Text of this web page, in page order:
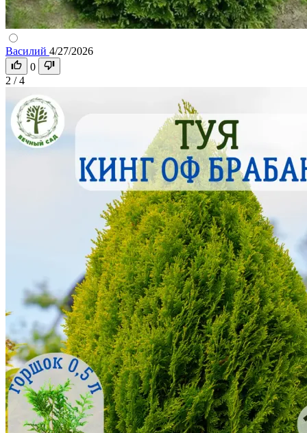
Василий 4/27/2026
0
2 / 4